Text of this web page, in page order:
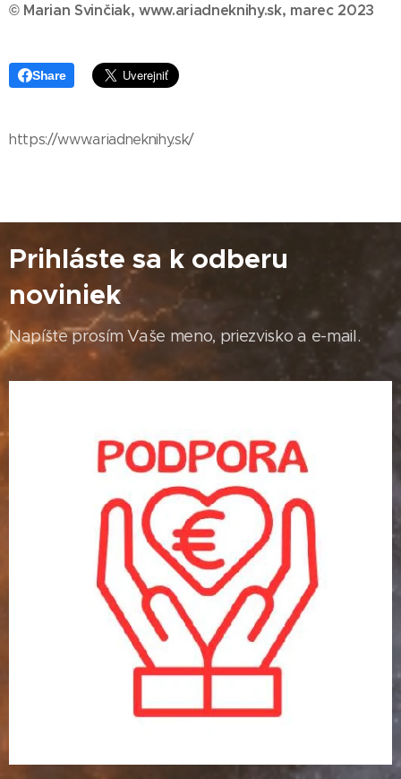
© Marian Svinčiak, www.ariadneknihy.sk, marec 2023
Share
https://www.ariadneknihy.sk/
Prihláste sa k odberu
noviniek
Napíšte prosím Vaše meno, priezvisko a e-mail.